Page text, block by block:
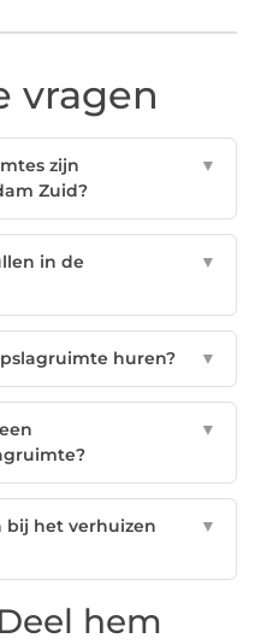
vragen
zijn
Zuid?
▼
in de
▼
huren? ▼
▼
het verhuizen
▼
hem